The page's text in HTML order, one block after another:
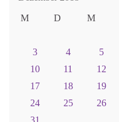
M
D M
3
4 5
10
11 12
17
18 19
24
25 26